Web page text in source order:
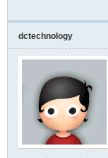
dctechnology